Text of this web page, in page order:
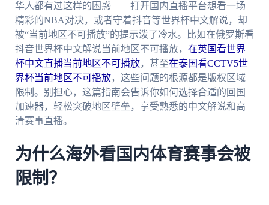
华人都有过这样的困惑——打开国内直播平台想看一场
精彩的NBA对决，或者守着抖音等世界杯中文解说，却
被“当前地区不可播放”的提示泼了冷水。比如在俄罗斯看
抖音世界杯中文解说当前地区不可播放， 在英国看世界
杯中文直播当前地区不可播放，甚至在泰国看CCTV5世
界杯当前地区不可播放，这些问题的根源都是版权区域
限制。别担心，这篇指南会告诉你如何选择合适的回国
加速器，轻松突破地区壁垒，享受熟悉的中文解说和高
清赛事直播。
为什么海外看国内体育赛事会被
限制？